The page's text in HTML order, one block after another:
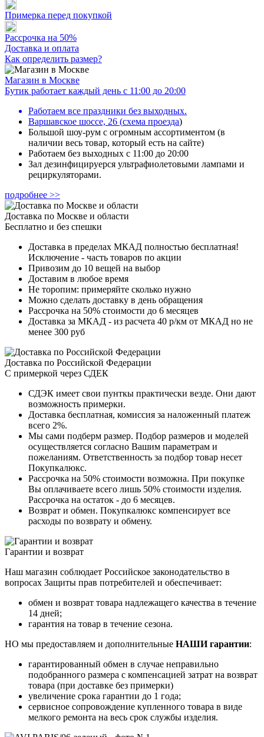
Примерка перед покупкой
Рассрочка на 50%
Доставка и оплата
Как определить размер?
Магазин в Москве
Бутик работает каждый день с 11:00 до 20:00
Работаем все праздники без выходных.
Варшавское шоссе, 26 (схема проезда)
Большой шоу-рум с огромным ассортиментом (в
наличии весь товар, который есть на сайте)
Работаем без выходных с 11:00 до 20:00
Зал дезинфицируерся ультрафиолетовыми лампами и
рециркуляторами.
подробнее >>
Доставка по Москве и области
Бесплатно и без спешки
Доставка в пределах МКАД полностью бесплатная!
Исключение - часть товаров по акции
Привозим до 10 вещей на выбор
Доставим в любое время
Не торопим: примеряйте сколько нужно
Можно сделать доставку в день обращения
Рассрочка на 50% стоимости до 6 месяцев
Доставка за МКАД - из расчета 40 р/км от МКАД но не
менее 300 руб
Доставка по Российской Федерации
С примеркой через СДЕК
СДЭК имеет свои пунткы практически везде. Они дают
возможность примерки.
Доставка бесплатная, комиссия за наложенный платеж
всего 2%.
Мы сами подберм размер. Подбор размеров и моделей
осуществляется согласно Вашим параметрам и
пожеланиям. Ответственность за подбор товар несет
Покупкалюкс.
Рассрочка на 50% стоимости возможна. При покупке
Вы оплачиваете всего лишь 50% стоимости изделия.
Рассрочка на остаток - до 6 месяцев.
Возврат и обмен. Покупкалюкс компенсирует все
расходы по возврату и обмену.
Гарантии и возврат
Наш магазин соблюдает Российское законодательство в
вопросах Защиты прав потребителей и обеспечивает:
обмен и возврат товара надлежащего качества в течение
14 дней;
гарантия на товар в течение сезона.
НО мы предоставляем и дополнительные НАШИ гарантии:
гарантированный обмен в случае неправильно
подобранного размера с компенсацией затрат на возврат
товара (при доставке без примерки)
увеличение срока гарантии до 1 года;
сервисное сопровождение купленного товара в виде
мелкого ремонта на весь срок службы изделия.